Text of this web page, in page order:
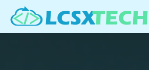
Se rendre au contenu